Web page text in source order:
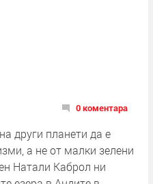
0 коментара
други планети да е
а не от малки зелени
Натали Каброл ни